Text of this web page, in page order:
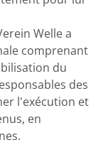
Welle a
comprenant
du
des
l'exécution et
en